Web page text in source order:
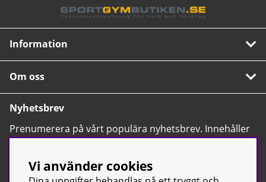
Information
Om oss
Nyhetsbrev
Prenumerera på vårt populära nyhetsbrev. Innehåller
tips, nyheter och våra allra bästa erbjudanden.
Vi använder cookies